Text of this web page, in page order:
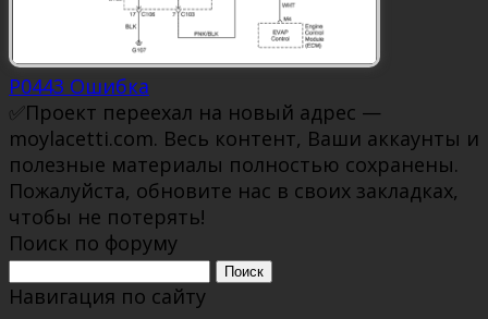
P0443 Ошибка
✅Проект переехал на новый адрес —
moylacetti.com. Весь контент, Ваши аккаунты и
полезные материалы полностью сохранены.
Пожалуйста, обновите нас в своих закладках,
чтобы не потерять!
Поиск по форуму
Поиск:
Навигация по сайту